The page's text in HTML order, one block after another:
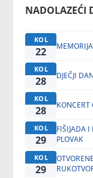
NADOLAZEĆI
KOL
22
KOL
28 DJEČJI
KOL
28 KONCERT
KOL
29
FIŠIJADA
PLOVAK
KOL
29